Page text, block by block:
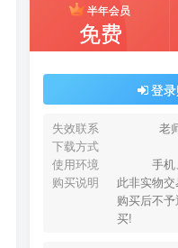
半年会员
免费
登
失效联系
老
下载方式
使用环境
手
购买说明
此非实物
购买后不
买!